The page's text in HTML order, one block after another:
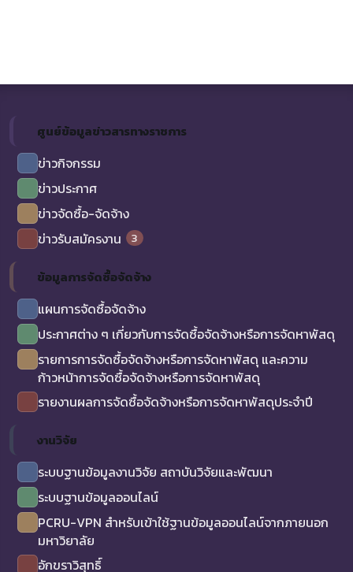
ศูนย์ข้อมูลข่าวสารทางราชการ
ข่าวกิจกรรม
ข่าวประกาศ
ข่าวจัดซื้อ-จัดจ้าง
ข่าวรับสมัครงาน
3
ข้อมูลการจัดซื้อจัดจ้าง
แผนการจัดซื้อจัดจ้าง
ประกาศต่าง ๆ เกี่ยวกับการจัดซื้อจัดจ้างหรือการจัดหาพัสดุ
รายการการจัดซื้อจัดจ้างหรือการจัดหาพัสดุ และความ
ก้าวหน้าการจัดซื้อจัดจ้างหรือการจัดหาพัสดุ
รายงานผลการจัดซื้อจัดจ้างหรือการจัดหาพัสดุประจำปี
งานวิจัย
ระบบฐานข้อมูลงานวิจัย สถาบันวิจัยและพัฒนา
ระบบฐานข้อมูลออนไลน์
PCRU-VPN สำหรับเข้าใช้ฐานข้อมูลออนไลน์จากภายนอก
มหาวิยาลัย
อักขราวิสุทธิ์